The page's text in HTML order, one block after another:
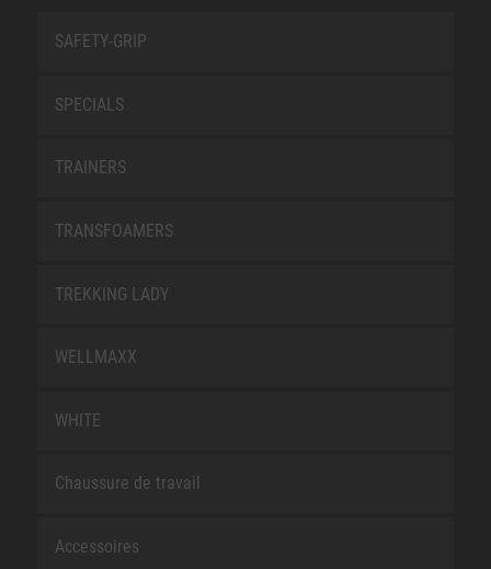
SAFETY-GRIP
SPECIALS
TRAINERS
TRANSFOAMERS
TREKKING LADY
WELLMAXX
WHITE
Chaussure de travail
Accessoires